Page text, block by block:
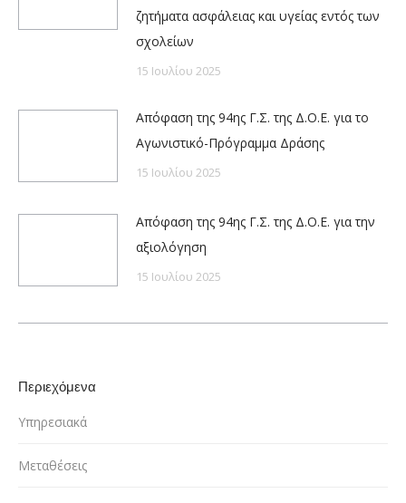
ζητήματα ασφάλειας και υγείας εντός των
σχολείων
15 Ιουλίου 2025
Απόφαση της 94ης Γ.Σ. της Δ.Ο.Ε. για το
Αγωνιστικό-Πρόγραμμα Δράσης
15 Ιουλίου 2025
Απόφαση της 94ης Γ.Σ. της Δ.Ο.Ε. για την
αξιολόγηση
15 Ιουλίου 2025
Περιεχόμενα
Υπηρεσιακά
Μεταθέσεις